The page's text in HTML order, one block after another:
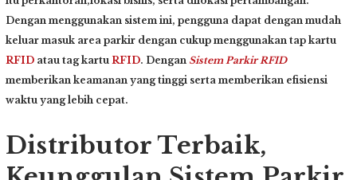
Dengan menggunakan sistem ini, pengguna dapat dengan mudah
keluar masuk area parkir dengan cukup menggunakan tap kartu
RFID atau tag kartu RFID. Dengan Sistem Parkir RFID
memberikan keamanan yang tinggi serta memberikan efisiensi
waktu yang lebih cepat.
Distributor Terbaik,